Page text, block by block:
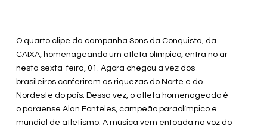
O quarto clipe da campanha Sons da Conquista, da
CAIXA, homenageando um atleta olímpico, entra no ar
nesta sexta-feira, 01. Agora chegou a vez dos
brasileiros conferirem as riquezas do Norte e do
Nordeste do país. Dessa vez, o atleta homenageado é
o paraense Alan Fonteles, campeão paraolímpico e
mundial de atletismo. A música vem entoada na voz do